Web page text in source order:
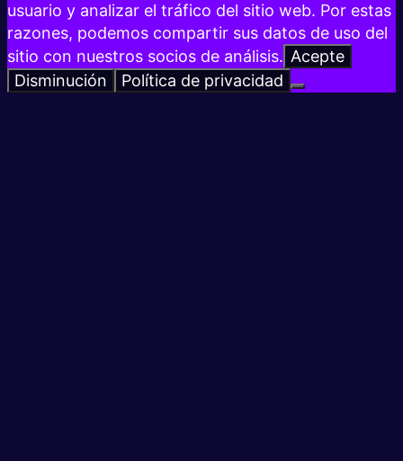
usuario y analizar el tráfico del sitio web. Por estas
razones, podemos compartir sus datos de uso del
sitio con nuestros socios de análisis. Acepte
Disminución
Política de privacidad